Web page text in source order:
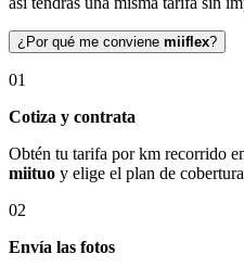
¿Por qué me conviene miiflex?
01
Cotiza y contrata
Obtén tu tarifa por km recorrido
miituo y elige el plan de
02
Envía las fotos